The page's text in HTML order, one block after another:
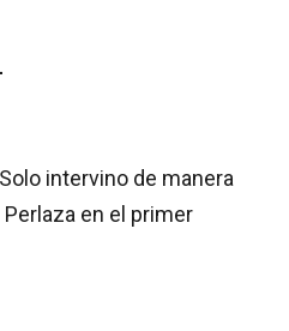
intervino de manera
en el primer